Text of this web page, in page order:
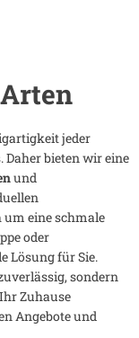
jeder
Daher bieten wir eine
und
um eine schmale
oder
Lösung für Sie.
sondern
Zuhause
Angebote und